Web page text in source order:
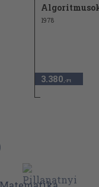
1978
3.380 ,-Ft